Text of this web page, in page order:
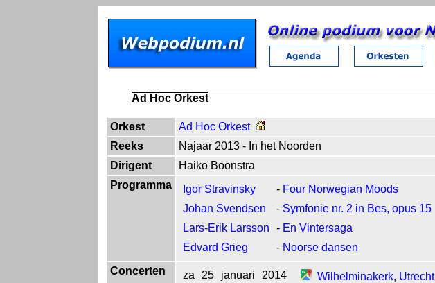
Ad Hoc Orkest
Orkest
Ad Hoc Orkest
Reeks
Najaar 2013 - In het Noorden
Dirigent
Haiko Boonstra
Programma
Igor Stravinsky - Four Norwegian Moods
Johan Svendsen
- Symfonie nr. 2 in Bes, opus 15
Lars-Erik Larsson
- En Vintersaga
Edvard Grieg
- Noorse dansen
Concerten
za 25 januari 2014 Wilhelminakerk, Utrecht